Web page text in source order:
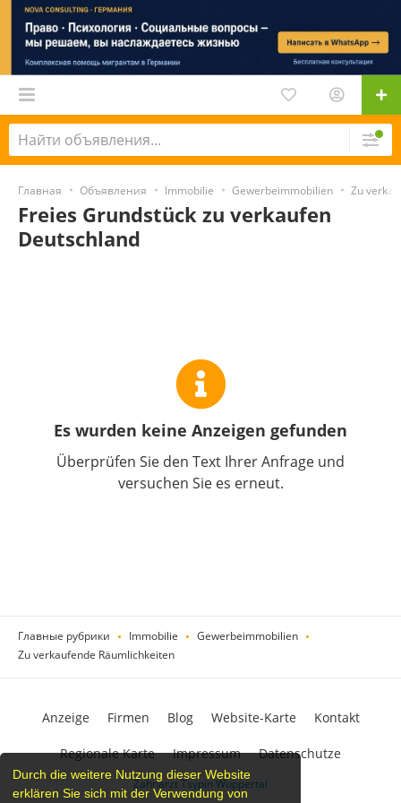
Durch die weitere Nutzung dieser Website
erklären Sie sich mit der Verwendung von
Главная Объявления Immobilie Gewerbeimmobilien Zu
Freies Grundstück zu verkaufen
Deutschland
Es wurden keine Anzeigen gefunden
Überprüfen Sie den Text Ihrer Anfrage und
versuchen Sie es erneut.
Главные рубрики Immobilie
Gewerbeimmobilien
Zu verkaufende Räumlichkeiten
Zahnarzt Tsypin Wuppertal
Anzeige Firmen Blog Website-Karte Kontakt
Regionale Karte Impressum Datenschutze